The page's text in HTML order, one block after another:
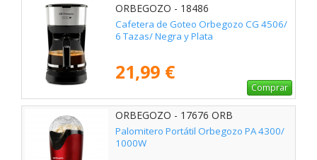
ORBEGOZO - 18486
Cafetera de Goteo Orbegozo CG 4506/
6 Tazas/ Negra y Plata
21,99 €
Comprar
ORBEGOZO - 17676 ORB
Palomitero Portátil Orbegozo PA 4300/
1000W